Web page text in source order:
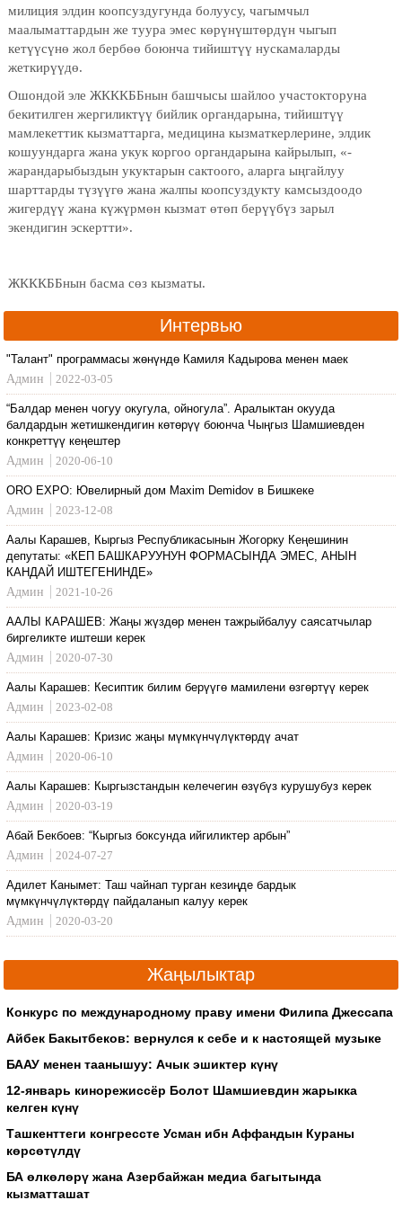
милиция элдин коопсуздугунда болуусу, чагымчыл
маалыматтардын же туура эмес көрүнүштөрдүн чыгып
кетүүсүнө жол бербөө боюнча тийиштүү нускамаларды
жеткирүүдө.
Ошондой эле ЖКККББнын башчысы шайлоо участокторуна
бекитилген жергиликтүү бийлик органдарына, тийиштүү
мамлекеттик кызматтарга, медицина кызматкерлерине, элдик
кошуундарга жана укук коргоо органдарына кайрылып, «-
жарандарыбыздын укуктарын сактоого, аларга ыңгайлуу
шарттарды түзүүгө жана жалпы коопсуздукту камсыздоодо
жигердүү жана күжүрмөн кызмат өтөп берүүбүз зарыл
экендигин эскертти».
ЖКККББнын басма сөз кызматы.
Интервью
"Талант" программасы жөнүндө Камиля Кадырова менен маек
Админ
2022-03-05
“Балдар менен чогуу окугула, ойногула”. Аралыктан окууда
балдардын жетишкендигин көтөрүү боюнча Чыңгыз Шамшиевден
конкреттүү кеңештер
Админ
2020-06-10
ORO EXPO: Ювелирный дом Maxim Demidov в Бишкеке
Админ
2023-12-08
Аалы Карашев, Кыргыз Республикасынын Жогорку Кеңешинин
депутаты: «КЕП БАШКАРУУНУН ФОРМАСЫНДА ЭМЕС, АНЫН
КАНДАЙ ИШТЕГЕНИНДЕ»
Админ
2021-10-26
ААЛЫ КАРАШЕВ: Жаңы жүздөр менен тажрыйбалуу саясатчылар
биргеликте иштеши керек
Админ
2020-07-30
Аалы Карашев: Кесиптик билим берүүгө мамилени өзгөртүү керек
Админ
2023-02-08
Аалы Карашев: Кризис жаңы мүмкүнчүлүктөрдү ачат
Админ
2020-06-10
Аалы Карашев: Кыргызстандын келечегин өзүбүз курушубуз керек
Админ
2020-03-19
Абай Бекбоев: “Кыргыз боксунда ийгиликтер арбын”
Админ
2024-07-27
Адилет Канымет: Таш чайнап турган кезиңде бардык
мүмкүнчүлүктөрдү пайдаланып калуу керек
Админ
2020-03-20
Жаңылыктар
Конкурс по международному праву имени Филипа Джессапа
Айбек Бакытбеков: вернулся к себе и к настоящей музыке
БААУ менен таанышуу: Ачык эшиктер күнү
12-январь кинорежиссёр Болот Шамшиевдин жарыкка
келген күнү
Ташкенттеги конгрессте Усман ибн Аффандын Кураны
көрсөтүлдү
БА өлкөлөрү жана Азербайжан медиа багытында
кызматташат